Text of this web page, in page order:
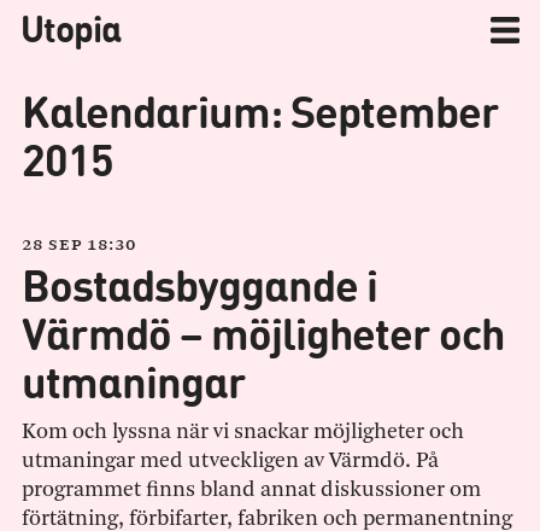
Utopia
Kalendarium: September
2015
28 sep 18:30
Bostadsbyggande i
Värmdö – möjligheter och
utmaningar
Kom och lyssna när vi snackar möjligheter och
utmaningar med utveckligen av Värmdö. På
programmet finns bland annat diskussioner om
förtätning, förbifarter, fabriken och permanentning